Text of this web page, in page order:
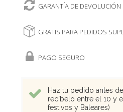
GARANTÍA DE DEVOLUCIÓN
GRATIS PARA PEDIDOS
PAGO SEGURO
Haz tu pedido antes
recíbelo entre el 10 y
festivos y Baleares)